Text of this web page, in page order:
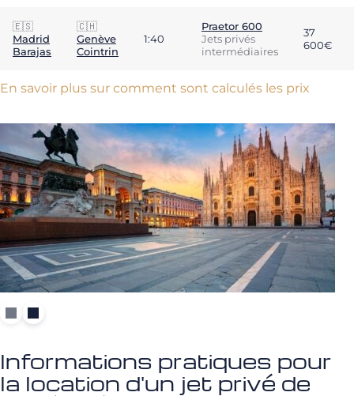
🇪🇸
Madrid
Barajas
🇨🇭
Genève
Cointrin
1:40
Praetor 600
Jets privés
intermédiaires
37
600€
En savoir plus sur comment sont calculés les prix
Informations pratiques pour
la location d'un jet privé de